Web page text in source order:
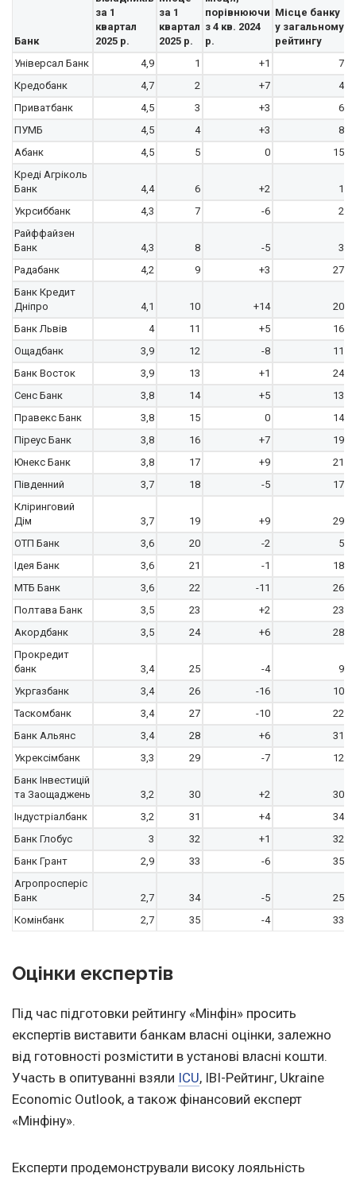
Банк
за 1
квартал
2025 р.
за 1
квартал
2025 р.
порівнюючи
з 4 кв. 2024
р.
Місце банку
у загальному
рейтингу
Універсал Банк
4,9 1 +1
7
Кредобанк
4,7 2 +7
4
Приватбанк
4,5 3 +3
6
ПУМБ
4,5 4 +3
8
Абанк
4,5 5 0
15
Креді Агріколь
Банк
4,4 6 +2
1
Укрсиббанк
4,3 7 -6
2
Райффайзен
Банк
4,3 8 -5
3
Радабанк
4,2 9 +3
27
Банк Кредит
Дніпро
4,1 10 +14
20
Банк Львів
4 11 +5
16
Ощадбанк
3,9 12 -8
11
Банк Восток
3,9 13 +1
24
Сенс Банк
3,8 14 +5
13
Правекс Банк
3,8 15 0
14
Піреус Банк
3,8 16 +7
19
Юнекс Банк
3,8 17 +9
21
Південний
3,7 18 -5
17
Кліринговий
Дім
3,7 19 +9
29
ОТП Банк
3,6 20 -2
5
Ідея Банк
3,6 21 -1
18
МТБ Банк
3,6 22 -11
26
Полтава Банк
3,5 23 +2
23
Акордбанк
3,5 24 +6
28
Прокредит
банк
3,4 25 -4
9
Укргазбанк
3,4 26 -16
10
Таскомбанк
3,4 27 -10
22
Банк Альянс
3,4 28 +6
31
Укрексімбанк
3,3 29 -7
12
Банк Інвестицій
та Заощаджень
3,2 30 +2
30
Індустріалбанк
3,2 31 +4
34
Банк Глобус
3 32 +1
32
Банк Грант
2,9 33 -6
35
Агропросперіс
Банк
2,7 34 -5
25
Комінбанк
2,7 35 -4 33
Оцінки експертів
Під час підготовки рейтингу «Мінфін» просить
експертів виставити банкам власні оцінки, залежно
від готовності розмістити в установі власні кошти.
Участь в опитуванні взяли ICU, IBI-Рейтинг, Ukraine
Economic Outlook, а також фінансовий експерт
«Мінфіну».
Експерти продемонстрували високу лояльність